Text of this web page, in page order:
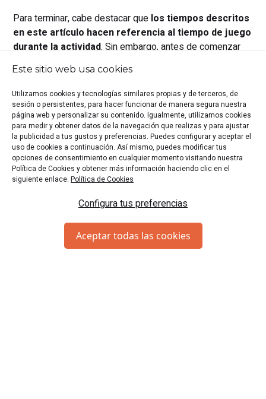
Para terminar, cabe destacar que los tiempos descritos
en este artículo hacen referencia al tiempo de juego
durante la actividad. Sin embargo, antes de comenzar
un espacio de tiempo para comentar la experiencia y para
que, en caso de no haber superado el reto, el Game
Master pueda explicaros las pruebas restantes. Además,
los Escape Rooms son muy estrictos con el tiempo, por
lo que siempre conviene llegar con algo de antelación
para poder disfrutar de la experiencia al completo.
SUSCRÍBETE
¿Quieres estar al tanto de nuestras ofertas y novedades?
¡Suscríbete a la Newsletter!
Este sitio web usa cookies
Utilizamos cookies y tecnologías similares propias y de terceros, de
sesión o persistentes, para hacer funcionar de manera segura nuestra
página web y personalizar su contenido. Igualmente, utilizamos cookies
para medir y obtener datos de la navegación que realizas y para ajustar
la publicidad a tus gustos y preferencias. Puedes configurar y aceptar el
uso de cookies a continuación. Así mismo, puedes modificar tus
opciones de consentimiento en cualquier momento visitando nuestra
Política de Cookies y obtener más información haciendo clic en el
siguiente enlace. Política de Cookies
Configura tus preferencias
Aceptar todas las cookies